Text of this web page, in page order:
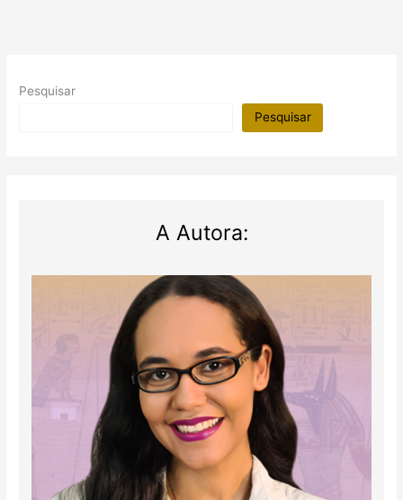
das
Pesquisar
Pesquisar
A Autora: